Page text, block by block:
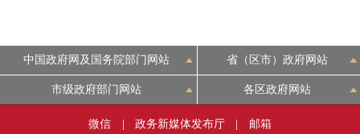
中国政府网及国务院部门网站 省（区市）政府网站
市级政府部门网站 各区政府网站
微信 政务新媒体发布厅 邮箱